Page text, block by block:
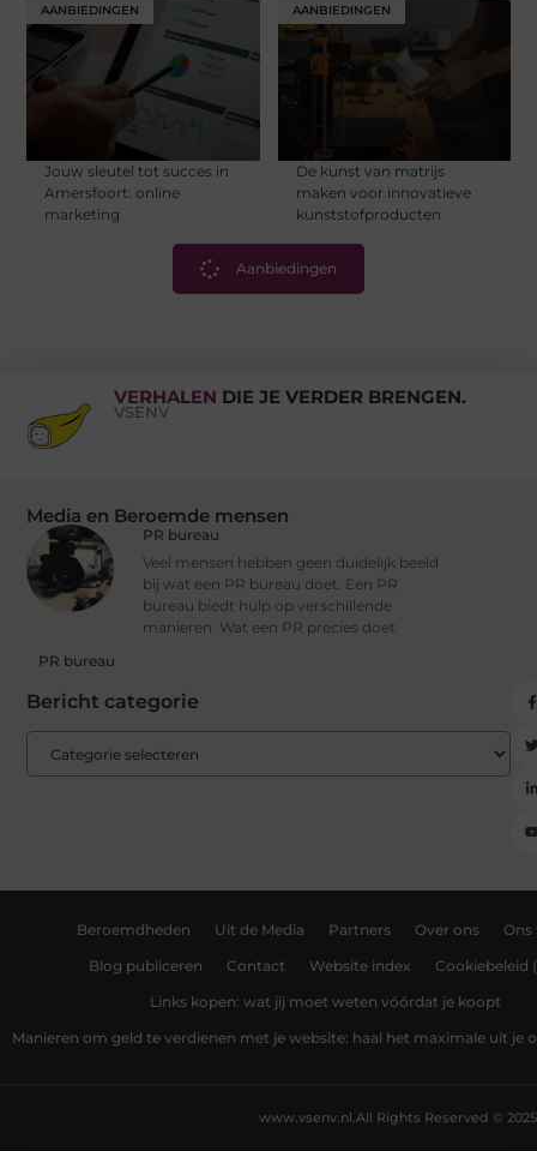
AANBIEDINGEN
Jouw sleutel tot succes in
Amersfoort: online
marketing
AANBIEDINGEN
De kunst van matrijs
maken voor innovatieve
kunststofproducten
Aanbiedingen
VERHALEN DIE JE VERDER BRENGEN.
VSENV
Media en Beroemde mensen
PR bureau
Veel mensen hebben geen duidelijk beeld
bij wat een PR bureau doet. Een PR
bureau biedt hulp op verschillende
manieren. Wat een PR precies doet
PR bureau
Bericht categorie
Beroemdheden Uit de Media Partners Over ons Ons
Blog publiceren Contact Website index Cookiebeleid
Links kopen: wat jij moet weten vóórdat je koopt
Manieren om geld te verdienen met je website: haal het maximale uit je
All Rights Reserved © 2025
www.vsenv.nl.